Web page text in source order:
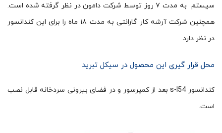
سیستم به مدت ۷ روز توسط شرکت دامون در نظر گرفته شده است.
همچنین شرکت آرشه کار گارانتی به مدت ۱۸ ماه را برای این کندانسور
در نظر دارد.
محل قرار گیری این محصول در سیکل تبرید
کندانسور s-l54 بعد از کمپرسور و در فضای بیرونی سردخانه قابل نصب
است.